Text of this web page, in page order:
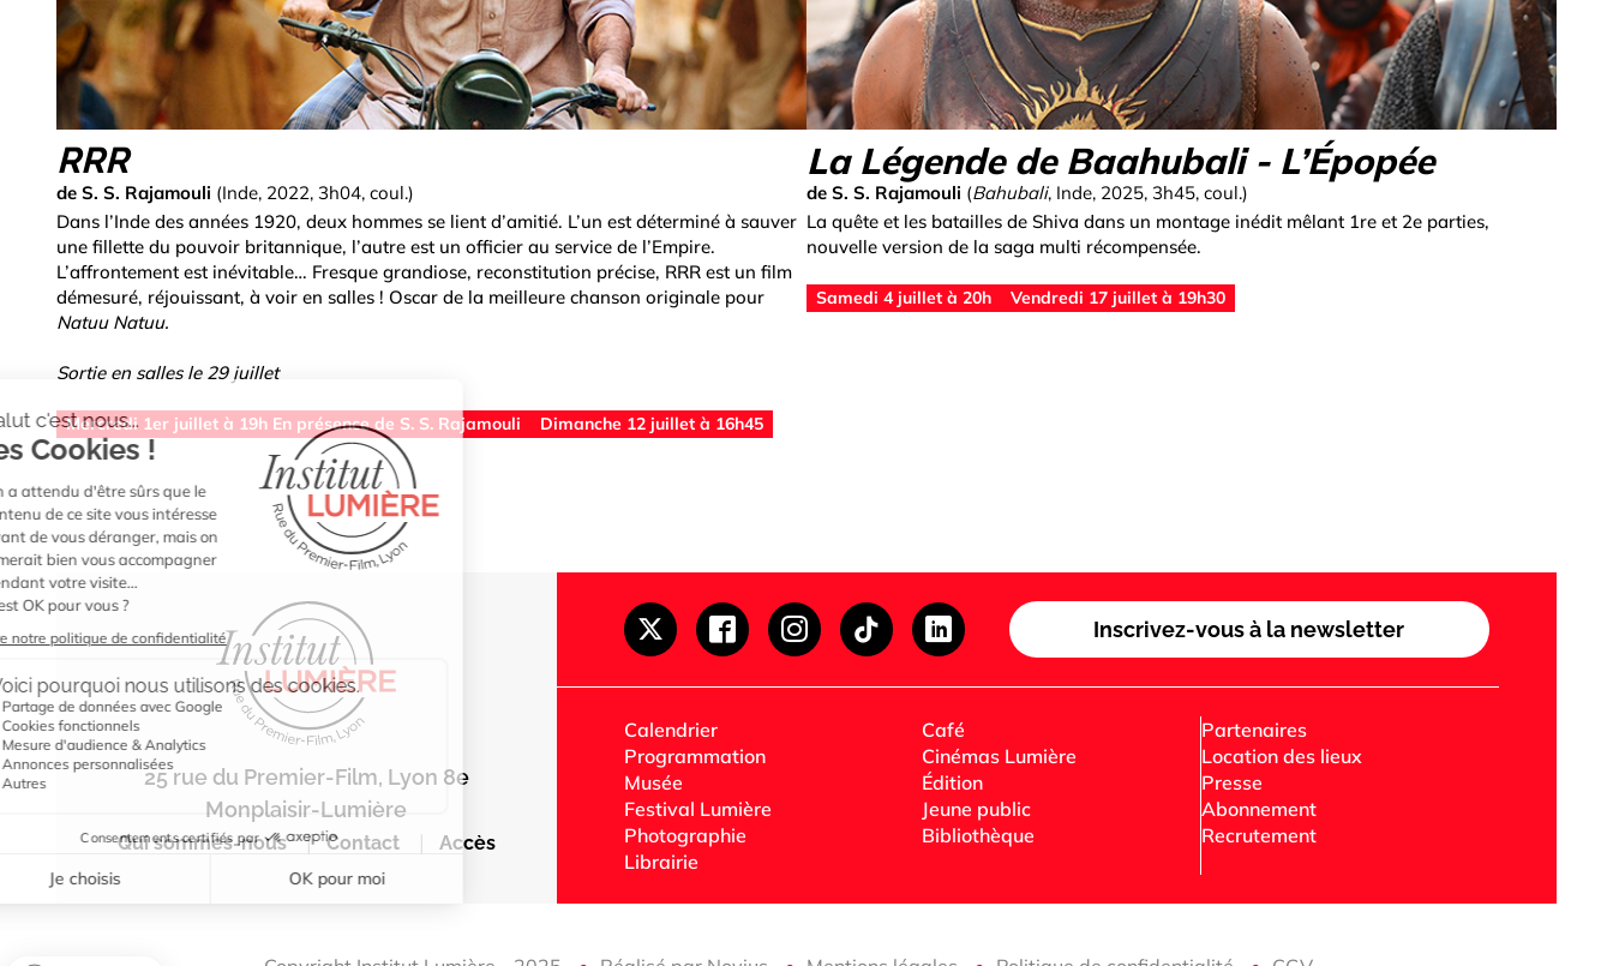
RRR
de S. S. Rajamouli (Inde, 2022, 3h04, coul.)
Dans l’Inde des années 1920, deux hommes se lient d’amitié. L’un est déterminé à sauver
une fillette du pouvoir britannique, l’autre est un officier au service de l’Empire.
L’affrontement est inévitable… Fresque grandiose, reconstitution précise, RRR est un film
démesuré, réjouissant, à voir en salles ! Oscar de la meilleure chanson originale pour
Natuu Natuu.
Sortie en salles le 29 juillet
Mercredi 1er juillet à 19h En présence de S. S. Rajamouli Dimanche 12 juillet à 16h45
La Légende de Baahubali - L’Épopée
de S. S. Rajamouli (Bahubali, Inde, 2025, 3h45, coul.)
La quête et les batailles de Shiva dans un montage inédit mêlant 1re et 2e parties,
nouvelle version de la saga multi récompensée.
Samedi 4 juillet à 20h Vendredi 17 juillet à 19h30
25 rue du Premier-Film, Lyon 8e
Monplaisir-Lumière
Qui sommes-nous | Contact | Accès
Inscrivez-vous à la newsletter
Calendrier
Programmation
Musée
Festival Lumière
Photographie
Librairie
Café
Cinémas Lumière
Édition
Jeune public
Bibliothèque
Partenaires
Location des lieux
Presse
Abonnement
Recrutement